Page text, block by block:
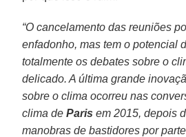
“O cancelamento das reuniões
enfadonho, mas tem o potencial
totalmente os debates sobre o
delicado. A última grande
sobre o clima ocorreu nas
clima deParis em 2015, depois
manobras de bastidores por